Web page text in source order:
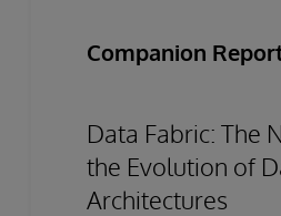
Companion
Data Fabric: The
the Evolution of
Architectures